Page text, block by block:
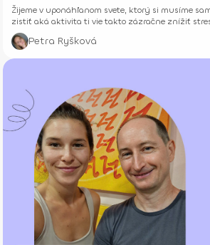
Žijeme v uponáhľanom svete, ktorý si musíme
zistiť aká aktivita ti vie takto zázračne znížiť
Petra Ryšková